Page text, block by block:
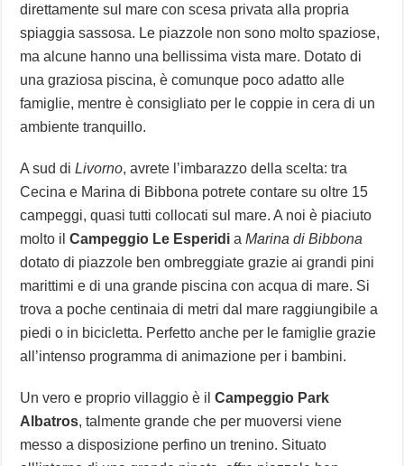
direttamente sul mare con scesa privata alla propria
spiaggia sassosa. Le piazzole non sono molto spaziose,
ma alcune hanno una bellissima vista mare. Dotato di
una graziosa piscina, è comunque poco adatto alle
famiglie, mentre è consigliato per le coppie in cera di un
ambiente tranquillo.
A sud diLivorno, avrete l’imbarazzo della scelta: tra
Cecina e Marina di Bibbona potrete contare su oltre 15
campeggi, quasi tutti collocati sul mare. A noi è piaciuto
molto ilCampeggio Le Esperidi aMarina di Bibbona
dotato di piazzole ben ombreggiate grazie ai grandi pini
marittimi e di una grande piscina con acqua di mare. Si
trova a poche centinaia di metri dal mare raggiungibile a
piedi o in bicicletta. Perfetto anche per le famiglie grazie
all’intenso programma di animazione per i bambini.
Un vero e proprio villaggio è ilCampeggio Park
Albatros, talmente grande che per muoversi viene
messo a disposizione perfino un trenino. Situato